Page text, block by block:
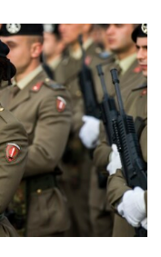
militare,
del contributo
di Isabella Rauti,
delega
dalla sua